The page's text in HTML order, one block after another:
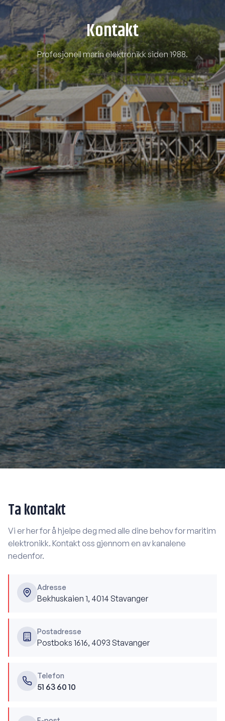
Kontakt
Profesjonell marin elektronikk siden 1988.
Ta kontakt
Vi er her for å hjelpe deg med alle dine behov for maritim
elektronikk. Kontakt oss gjennom en av kanalene
nedenfor.
Adresse
Bekhuskaien 1, 4014 Stavanger
Postadresse
Postboks 1616, 4093 Stavanger
Telefon
51 63 60 10